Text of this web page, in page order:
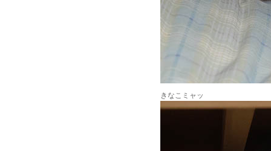
きなこミャッ